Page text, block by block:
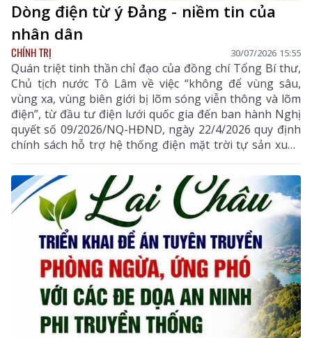
Dòng điện từ ý Đảng - niềm tin của
nhân dân
CHÍNH TRỊ 30/07/2026 15:55
Quán triệt tinh thần chỉ đạo của đồng chí Tổng Bí thư,
Chủ tịch nước Tô Lâm về việc “không để vùng sâu,
vùng xa, vùng biên giới bị lõm sóng viễn thông và lõm
điện”, từ đầu tư điện lưới quốc gia đến ban hành Nghị
quyết số 09/2026/NQ-HĐND, ngày 22/4/2026 quy định
chính sách hỗ trợ hệ thống điện mặt trời tự sản xuất,
tự tiêu thụ và thiết bị điện sau công tơ trên địa bàn
tỉnh Lai Châu (Nghị quyết số 09), mỗi quyết sách đều
thể hiện tư tưởng lấy người dân làm trung tâm. Không
chỉ hoàn thành mục tiêu 100% thôn, bản có điện lưới
quốc gia, tỉnh đang hướng tới 99% hộ dân được sử
dụng điện vào năm 2030.